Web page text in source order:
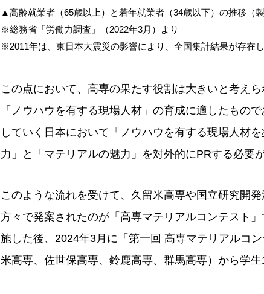
▲高齢就業者（65歳以上）と若年就業者（34歳以下）の推移（製
※総務省「労働力調査」（2022年3月）より
※2011年は、東日本大震災の影響により、全国集計結果が存在
この点において、高専の果たす役割は大きいと考え
「ノウハウを有する現場人材」の育成に適したもの
していく日本において「ノウハウを有する現場人材を
力」と「マテリアルの魅力」を対外的にPRする必要
このような流れを受けて、久留米高専や国立研究開
方々で発案されたのが「高専マテリアルコンテスト
施した後、2024年3月に「第一回 高専マテリアルコ
米高専、佐世保高専、鈴鹿高専、群馬高専）から学生